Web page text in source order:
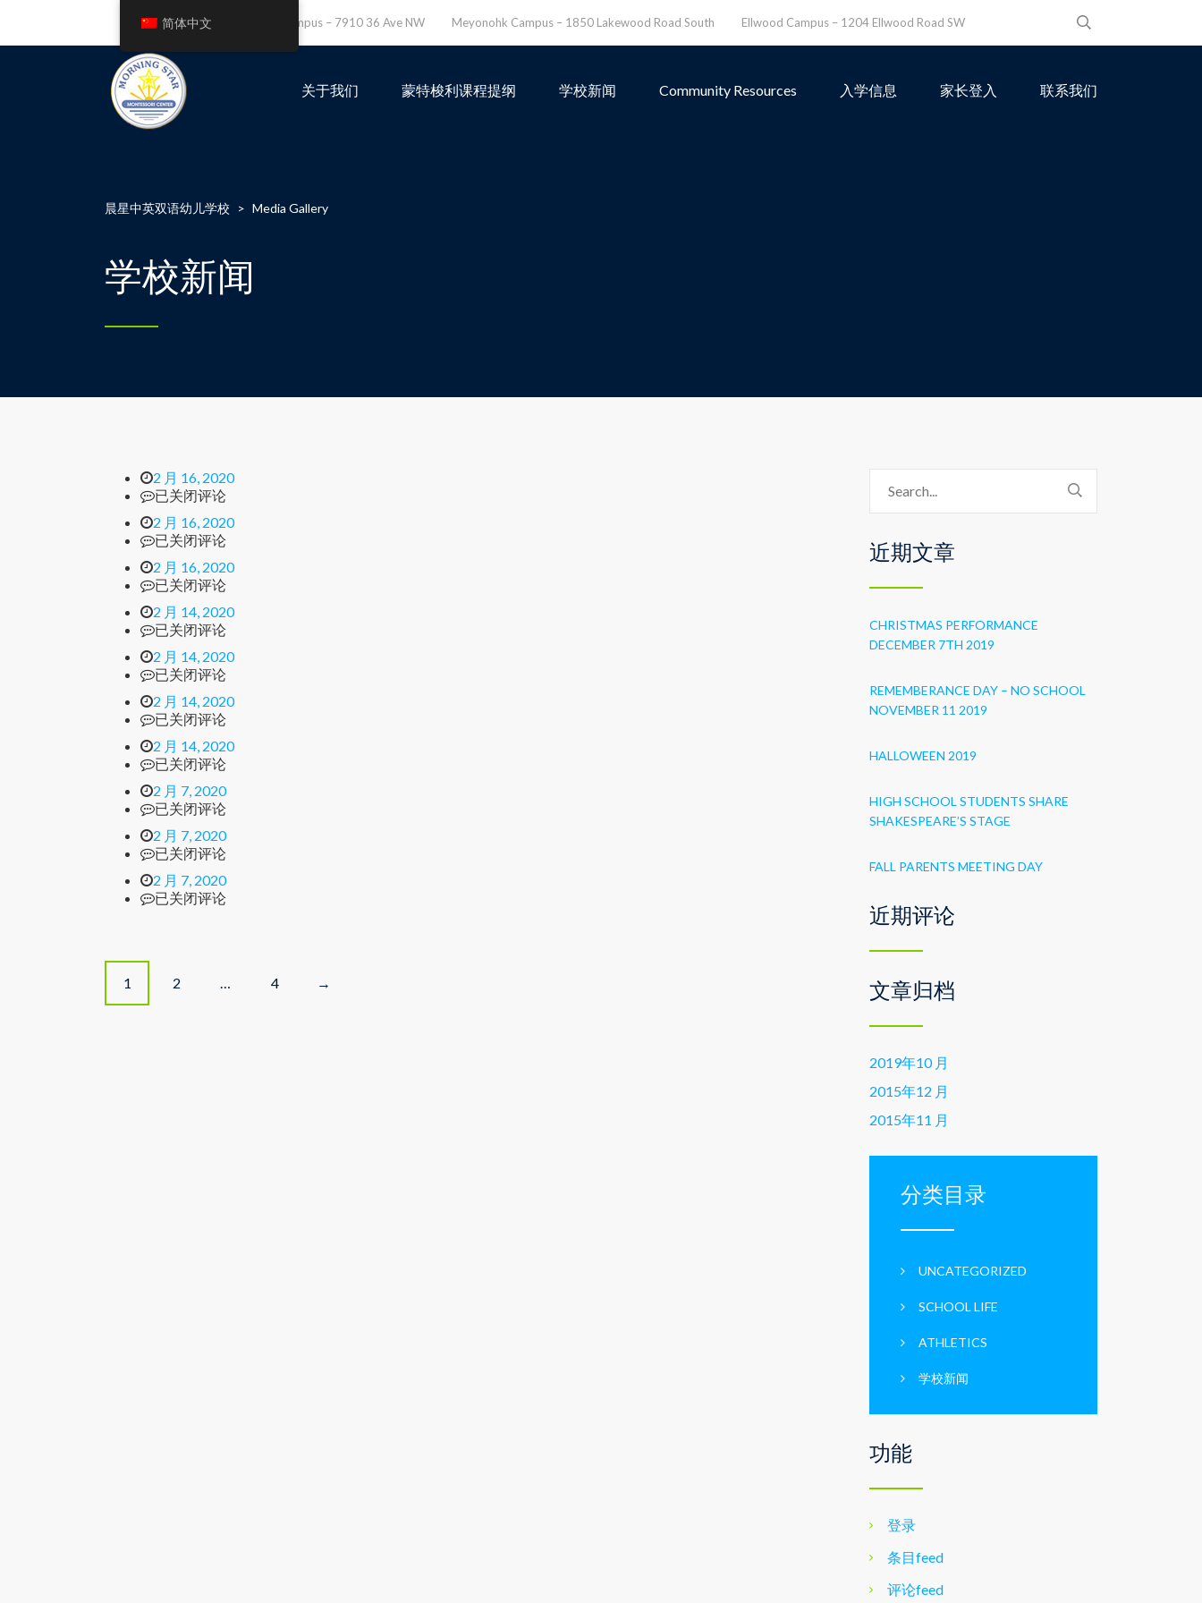
Leefield Campus – 7910 36 Ave NW Meyonohk Campus – 1850 Lakewood Road South Ellwood Campus – 1204 Ellwood Road SW
关于我们 蒙特梭利课程提纲 学校新闻 Community Resources 入学信息 家长登入 联系我们
晨星中英双语幼儿学校 > Media Gallery
学校新闻
2 月 16, 2020
已关闭评论
2 月 16, 2020
已关闭评论
2 月 16, 2020
已关闭评论
2 月 14, 2020
已关闭评论
2 月 14, 2020
已关闭评论
2 月 14, 2020
已关闭评论
2 月 14, 2020
已关闭评论
2 月 7, 2020
已关闭评论
2 月 7, 2020
已关闭评论
2 月 7, 2020
已关闭评论
P1 2 … 4 →
近期文章
CHRISTMAS PERFORMANCE
DECEMBER 7TH 2019
REMEMBERANCE DAY – NO SCHOOL
NOVEMBER 11 2019
HALLOWEEN 2019
HIGH SCHOOL STUDENTS SHARE
SHAKESPEARE’S STAGE
FALL PARENTS MEETING DAY
近期评论
文章归档
2019年10 月
2015年12 月
2015年11 月
分类目录
UNCATEGORIZED
SCHOOL LIFE
ATHLETICS
学校新闻
功能
登录
条目feed
评论feed
简体中文